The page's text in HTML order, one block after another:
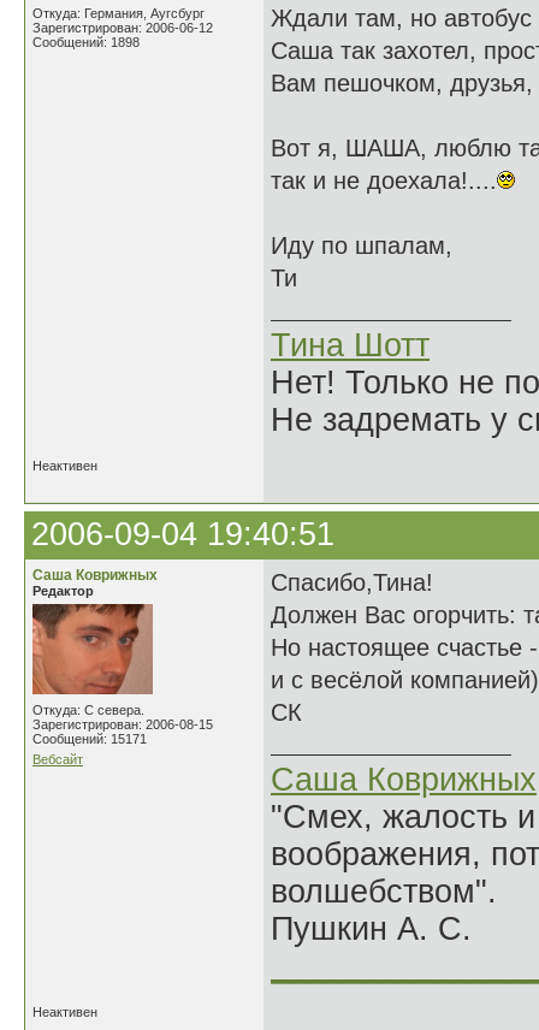
Откуда: Германия, Аугсбург
Зарегистрирован: 2006-06-12
Сообщений: 1898
Ждали там, но автобус
Саша так захотел,
Вам пешочком, друзья,
Вот я, ШАША, люблю
так и не доехала!....
Иду по шпалам,
Ти
Тина Шотт
Нет! Только не
Не задремать у
Неактивен
2006-09-04 19:40:51
Саша Коврижных
Редактор
Откуда: С севера.
Зарегистрирован: 2006-08-15
Сообщений: 15171
Вебсайт
Спасибо,Тина!
Должен Вас огорчить:
Но настоящее счастье
и с весёлой
СК
Саша Коврижных
"Смех, жалость
воображения,
волшебством".
Пушкин А. С.
Неактивен